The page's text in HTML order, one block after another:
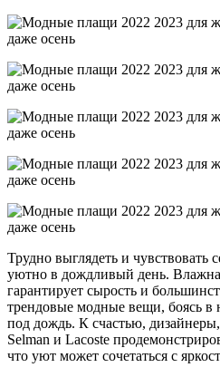
Трудно выглядеть и чувствовать
уютно в дождливый день.
гарантирует сырость и
трендовые модные вещи, боясь в
под дождь. К счастью,
Selman и Lacoste
что уют может сочетаться с